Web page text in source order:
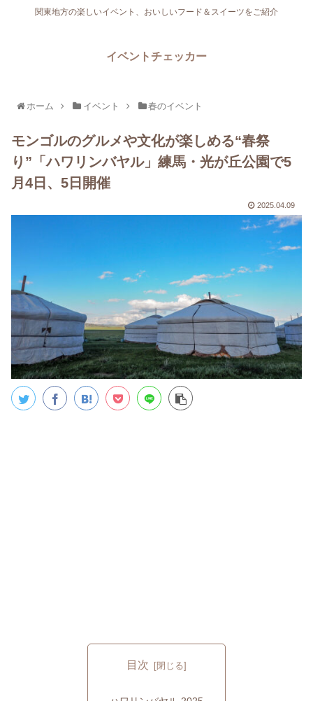
関東地方の楽しいイベント、おいしいフード＆スイーツをご紹介
イベントチェッカー
ホーム イベント 春のイベント
モンゴルのグルメや文化が楽しめる“春祭
り”「ハワリンバヤル」練馬・光が丘公園で5
月4日、5日開催
2025.04.09
目次